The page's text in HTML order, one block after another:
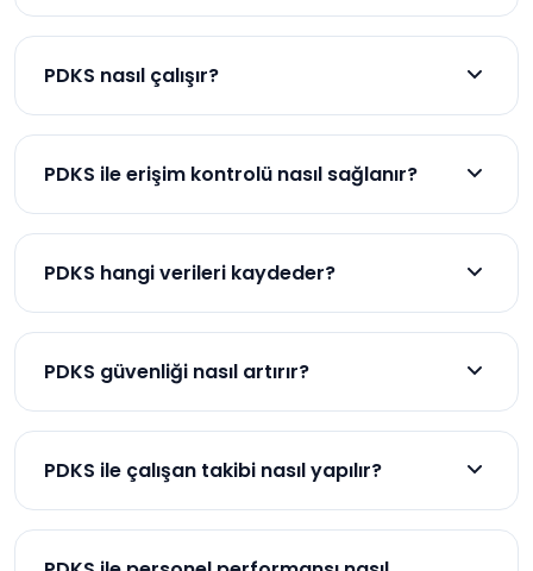
PDKS, Personel Devam Kontrol Sistemi olup,
takip eder.
PDKS nasıl çalışır?
Çalışanlar kartlı geçiş, parmak izi veya yüz tanıma
yapar.
PDKS ile erişim kontrolü nasıl sağlanır?
PDKS, geçişleri dijital ortamda kaydederek yalnızca
PDKS hangi verileri kaydeder?
Çalışanların giriş-çıkış saatleri, mesai süreleri, izin
PDKS güvenliği nasıl artırır?
PDKS, yalnızca yetkili kişilerin geçiş yapmasını
PDKS ile çalışan takibi nasıl yapılır?
Çalışanların giriş-çıkış bilgileri, mesai saatleri ve izin